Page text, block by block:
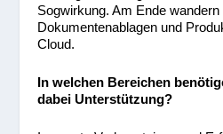
Sogwirkung. Am Ende
Dokumentenablagen und
Cloud.
In welchen Bereichen
dabei Unterstützung?